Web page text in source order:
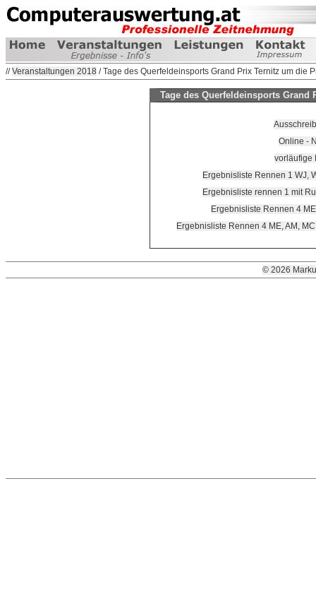
//Veranstaltungen 2018 / Tage des Querfeldeinsports Grand Prix Ternitz um die
Tage des Querfeldeinsports Grand
Online -
vorläufige
Ergebnisliste Rennen 1 WJ,
Ergebnisliste rennen 1 mit
Ergebnisliste Rennen 4
Ergebnisliste Rennen 4 ME, AM,
© 2026